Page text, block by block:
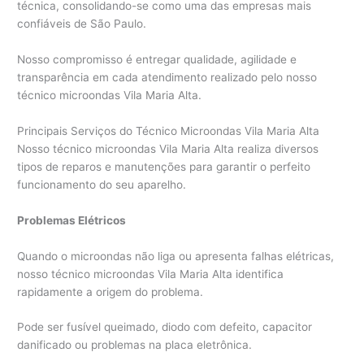
técnica, consolidando-se como uma das empresas mais
confiáveis de São Paulo.
Nosso compromisso é entregar qualidade, agilidade e
transparência em cada atendimento realizado pelo nosso
técnico microondas Vila Maria Alta.
Principais Serviços do Técnico Microondas Vila Maria Alta
Nosso técnico microondas Vila Maria Alta realiza diversos
tipos de reparos e manutenções para garantir o perfeito
funcionamento do seu aparelho.
Problemas Elétricos
Quando o microondas não liga ou apresenta falhas elétricas,
nosso técnico microondas Vila Maria Alta identifica
rapidamente a origem do problema.
Pode ser fusível queimado, diodo com defeito, capacitor
danificado ou problemas na placa eletrônica.